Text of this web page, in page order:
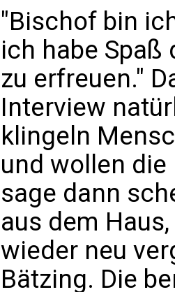
"Bischof bin
ich habe Spaß
zu erfreuen."
Interview
klingeln
und wollen die
sage dann
aus dem
wieder neu
Bätzing. Die